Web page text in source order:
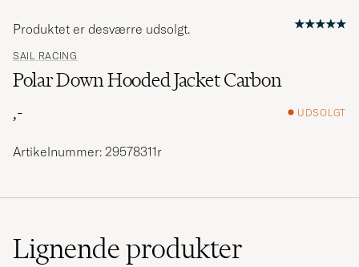
SAIL RACING
Polar Down Hooded Jacket Carbon
,-
UDSOLGT
Produktet er desværre udsolgt.
Artikelnummer: 29578311r
Lignendeprodukter